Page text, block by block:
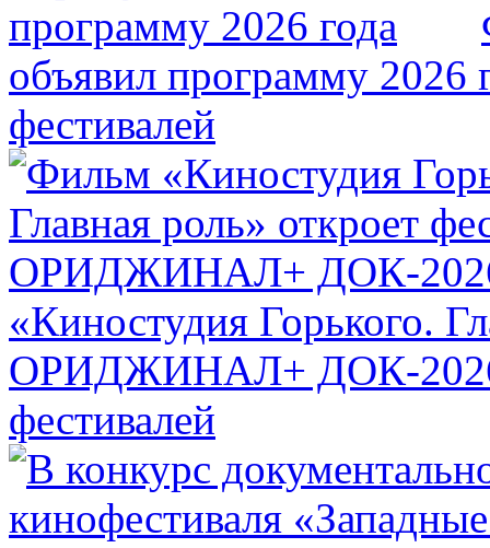
объявил программу 2026
фестивалей
«Киностудия Горького.
ОРИДЖИНАЛ+ ДОК-
фестивалей